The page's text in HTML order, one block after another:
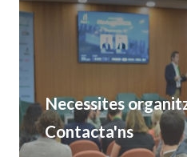
Necessites
Contacta'ns